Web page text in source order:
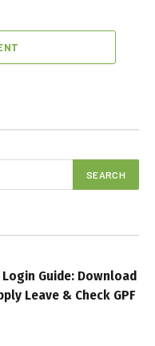
Login Guide: Download
Leave & Check GPF